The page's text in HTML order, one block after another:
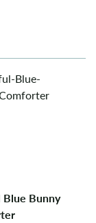
Blue Bunny